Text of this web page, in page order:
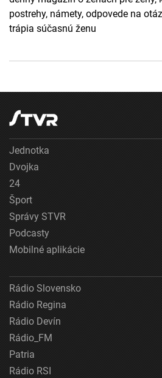
postrehy, námety, odpovede na
trápia súčasnú ženu
Jednotka
Dvojka
24
Šport
Správy STVR
Podcasty
Mobilné aplikácie
Rádio Slovensko
Rádio Regina
Rádio Devín
Rádio_FM
Patria
Rádio RSI